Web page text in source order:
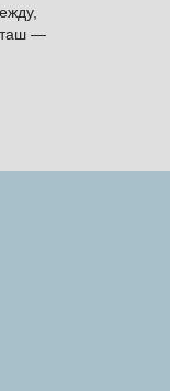
—